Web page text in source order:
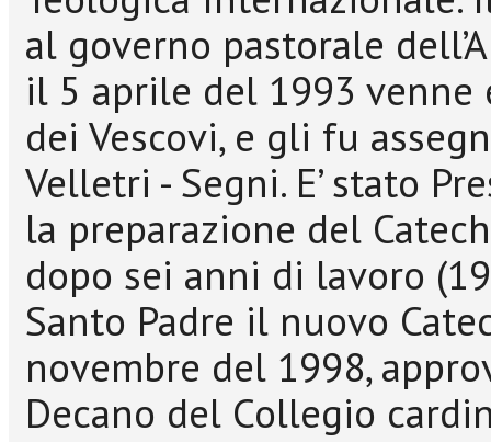
al governo pastorale
il 5 aprile del 1993 venne
dei Vescovi, e gli fu
Velletri - Segni. E’ stato
la preparazione del
dopo sei anni di lavoro
Santo Padre il nuovo
novembre del 1998,
Decano del Collegio